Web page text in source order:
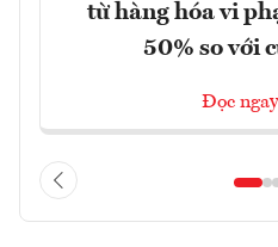
từ hàng hóa vi
50% so với
Đọc